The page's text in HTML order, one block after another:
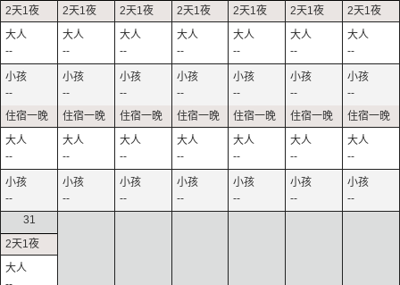
--
--
--
--
--
--
--
--
--
--
--
--
--
--
--
--
--
--
--
--
--
--
--
--
--
--
--
--
31